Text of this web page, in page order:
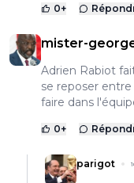
0+
mister-
Adrien Rabiot
se reposer
faire dans
0+
parigot